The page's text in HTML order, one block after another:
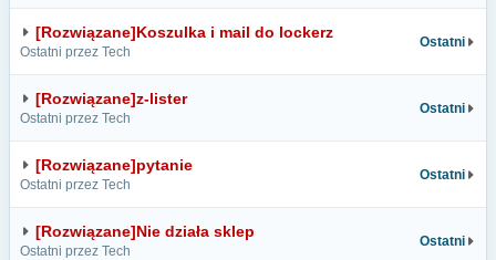
[Rozwiązane]Koszulka i mail do lockerz
Ostatni przez Tech
Ostatni
[Rozwiązane]z-lister
Ostatni przez Tech
Ostatni
[Rozwiązane]pytanie
Ostatni przez Tech
Ostatni
[Rozwiązane]Nie działa sklep
Ostatni przez Tech
Ostatni